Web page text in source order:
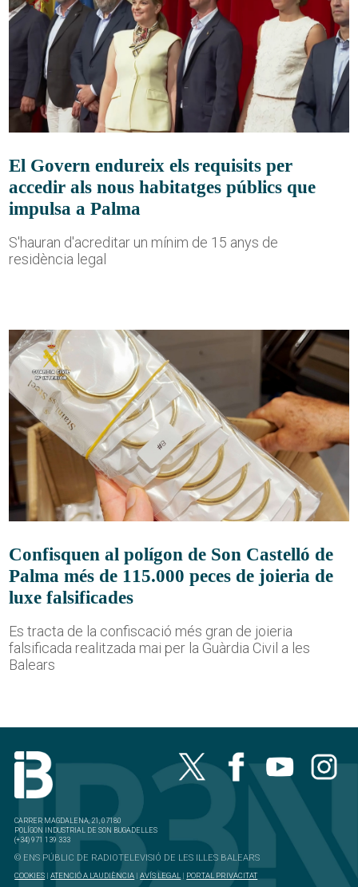
El Govern endureix els requisits per
accedir als nous habitatges públics que
impulsa a Palma
S'hauran d'acreditar un mínim de 15 anys de
residència legal
Confisquen al polígon de Son Castelló de
Palma més de 115.000 peces de joieria de
luxe falsificades
Es tracta de la confiscació més gran de joieria
falsificada realitzada mai per la Guàrdia Civil a les
Balears
CARRER MAGDALENA, 21, 07180
POLÍGON INDUSTRIAL DE SON BUGADELLES
(+34) 971 139 333
© ENS PÚBLIC DE RADIOTELEVISIÓ DE LES ILLES BALEARS
COOKIES |ATENCIÓ A L'AUDIÈNCIA |AVÍS LEGAL | PORTAL PRIVACITAT